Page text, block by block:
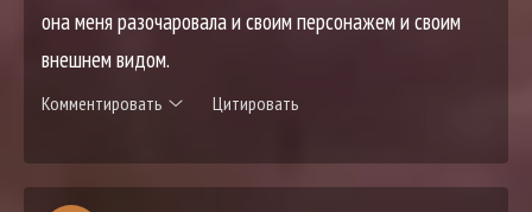
она меня разочаровала и своим персонажем и своим
внешнем видом.
Комментировать Цитировать